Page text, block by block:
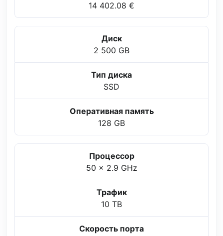
14 402.08 €
Диск
2 500 GB
Тип диска
SSD
Оперативная память
128 GB
Процессор
50 x 2.9 GHz
Трафик
10 TB
Скорость порта